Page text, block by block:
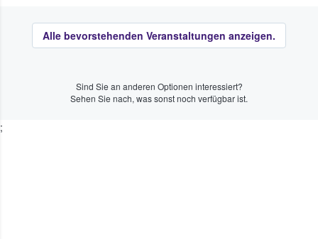
Alle bevorstehenden Veranstaltungen anzeigen.
Sind Sie an anderen Optionen interessiert?
Sehen Sie nach, was sonst noch verfügbar ist.
;